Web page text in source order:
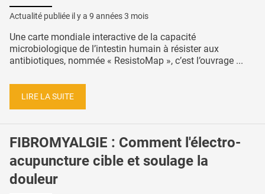
Actualité publiée il y a 9 années 3 mois
Une carte mondiale interactive de la capacité
microbiologique de l’intestin humain à résister aux
antibiotiques, nommée « ResistoMap », c’est l’ouvrage ...
LIRE LA SUITE
FIBROMYALGIE : Comment l'électro-
acupuncture cible et soulage la
douleur